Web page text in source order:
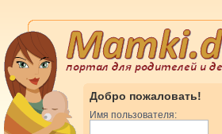
Добро пожаловать!
Имя пользователя: